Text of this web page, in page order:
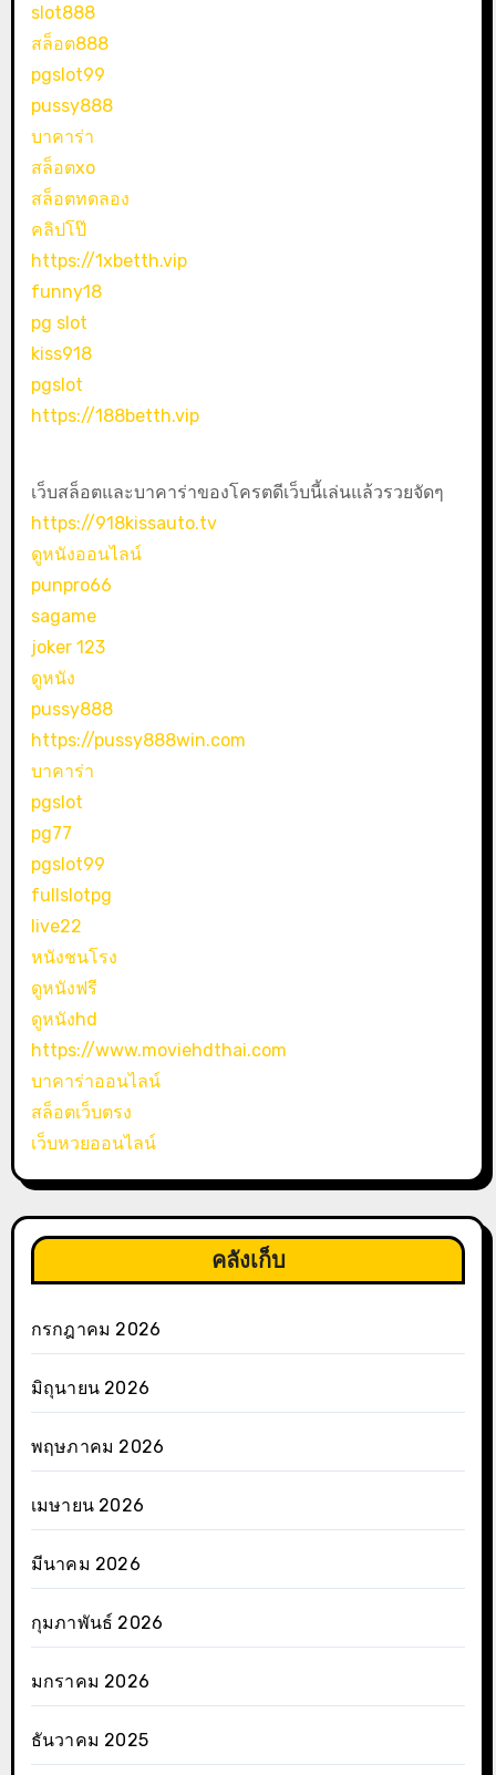
slot888
สล็อต888
pgslot99
pussy888
บาคาร่า
สล็อตxo
สล็อตทดลอง
คลิปโป๊
https://1xbetth.vip
funny18
pg slot
kiss918
pgslot
https://188betth.vip
เว็บสล็อตและบาคาร่าของโครตดีเว็บนี้เล่นแล้วรวยจัดๆ
https://918kissauto.tv
ดูหนังออนไลน์
punpro66
sagame
joker 123
ดูหนัง
pussy888
https://pussy888win.com
บาคาร่า
pgslot
pg77
pgslot99
fullslotpg
live22
หนังชนโรง
ดูหนังฟรี
ดูหนังhd
https://www.moviehdthai.com
บาคาร่าออนไลน์
สล็อตเว็บตรง
เว็บหวยออนไลน์
คลังเก็บ
กรกฎาคม 2026
มิถุนายน 2026
พฤษภาคม 2026
เมษายน 2026
มีนาคม 2026
กุมภาพันธ์ 2026
มกราคม 2026
ธันวาคม 2025